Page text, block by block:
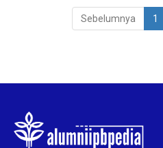
Sebelumnya 1